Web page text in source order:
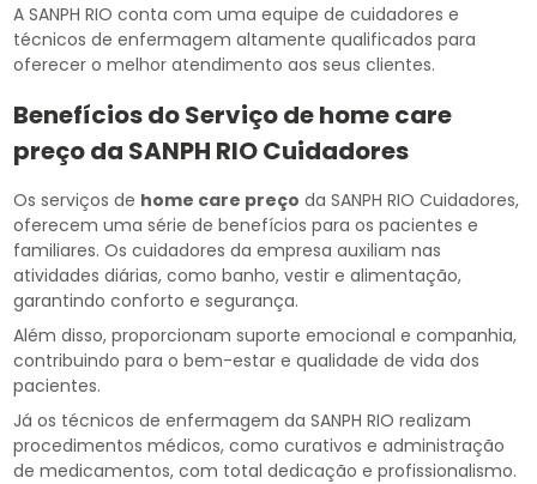
A SANPH RIO conta com uma equipe de cuidadores e
técnicos de enfermagem altamente qualificados para
oferecer o melhor atendimento aos seus clientes.
Benefícios do Serviço dehome care
preçoda SANPH RIO Cuidadores
Os serviços de home care preço da SANPH RIO Cuidadores,
oferecem uma série de benefícios para os pacientes e
familiares. Os cuidadores da empresa auxiliam nas
atividades diárias, como banho, vestir e alimentação,
garantindo conforto e segurança.
Além disso, proporcionam suporte emocional e companhia,
contribuindo para o bem-estar e qualidade de vida dos
pacientes.
Já os técnicos de enfermagem da SANPH RIO realizam
procedimentos médicos, como curativos e administração
de medicamentos, com total dedicação e profissionalismo.